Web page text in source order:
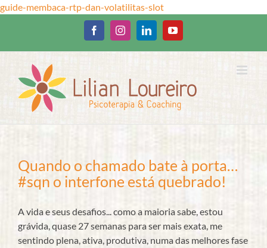
guide-membaca-rtp-dan-volatilitas-slotIr
para
o
conteúdo
FacebookInstagramLinkedInYouTube
Quando o chamado bate à porta…
#sqn o interfone está quebrado!
A vida e seus desafios... como a maioria sabe, estou
grávida, quase 27 semanas para ser mais exata, me
sentindo plena, ativa, produtiva, numa das melhores fase